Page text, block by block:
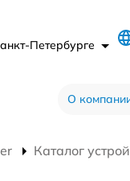
Петербурге
О
Каталог